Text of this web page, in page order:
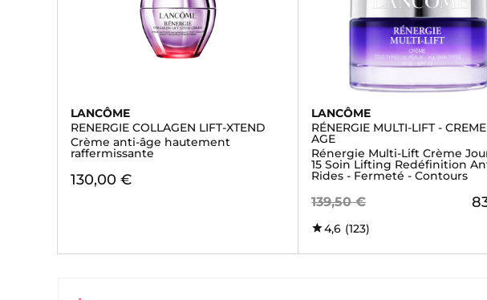
LANCÔME
RENERGIE COLLAGEN LIFT-XTEND
Crème anti-âge hautement
raffermissante
130,00 €
LANCÔME
RÉNERGIE MULTI-LIFT -
AGE
Rénergie Multi-Lift Crème
15 Soin Lifting Redéfinition
Rides - Fermeté - Contours
139,50 €
4,6 (123)